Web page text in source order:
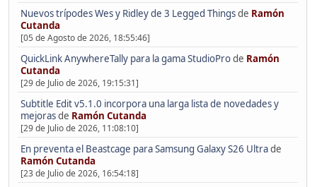
Nuevos trípodes Wes y Ridley de 3 Legged Thingsde Ramón
Cutanda
[05 de Agosto de 2026, 18:55:46]
QuickLink AnywhereTally para la gama StudioProde Ramón
Cutanda
[29 de Julio de 2026, 19:15:31]
Subtitle Edit v5.1.0 incorpora una larga lista de novedades y
mejorasde Ramón Cutanda
[29 de Julio de 2026, 11:08:10]
En preventa el Beastcage para Samsung Galaxy S26 Ultrade
Ramón Cutanda
[23 de Julio de 2026, 16:54:18]